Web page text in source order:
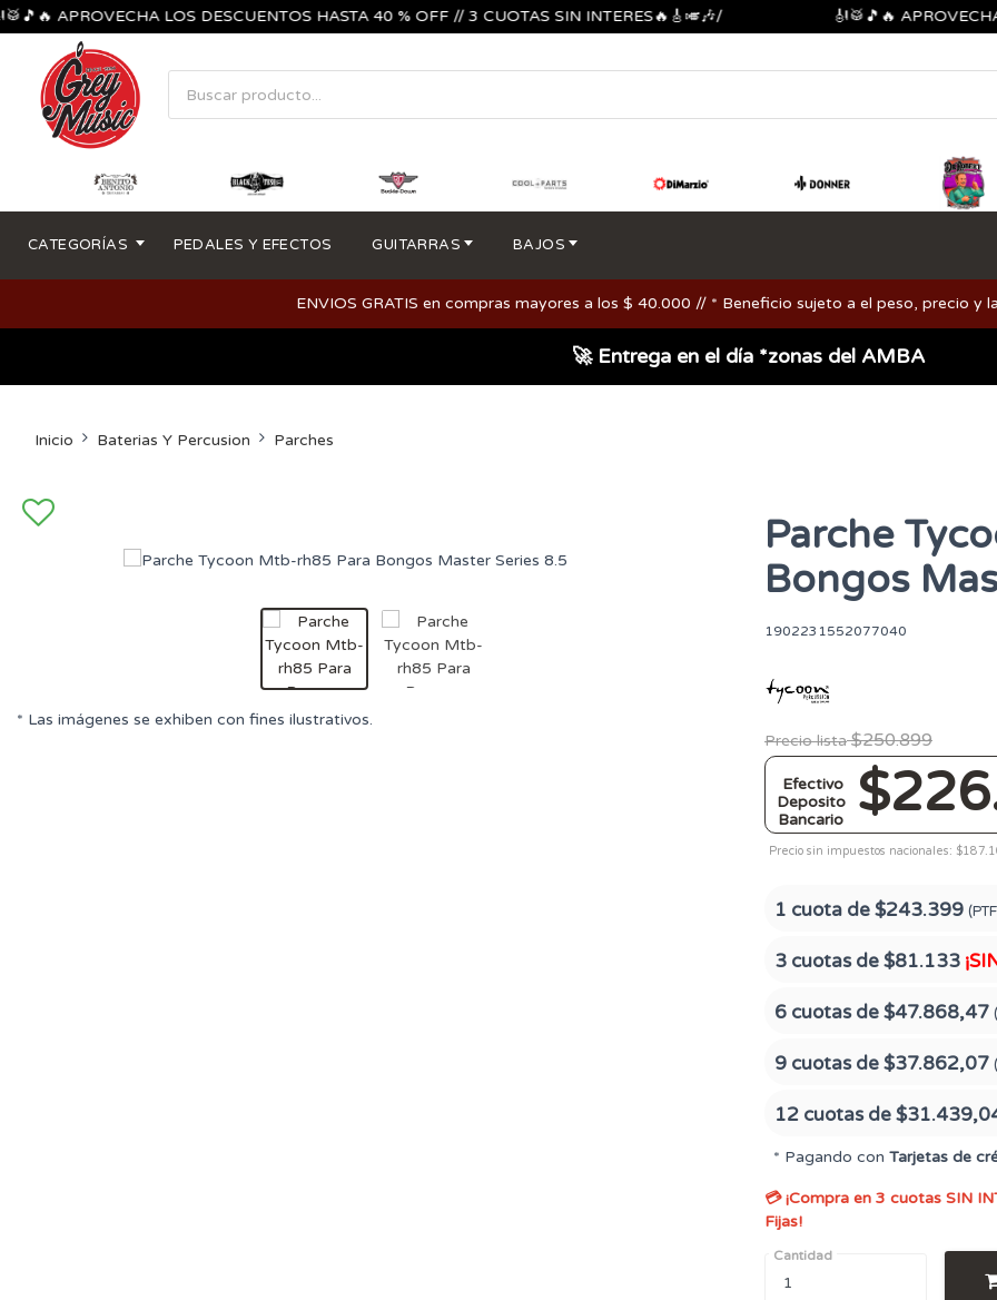
APROVECHA LOS DESCUENTOS HASTA 40 % OFF // 3 CUOTAS SIN INTERES🔥🎸🎺🎶/ 🎻🥁🎵🔥 APROVECHA
CATEGORÍAS PEDALES Y EFECTOS GUITARRAS BAJOS
ENVIOS GRATIS en compras mayores a los $ 40.000 // * Beneficio sujeto a el peso, precio y
🚀 Entrega en el día *zonas del AMBA
Inicio Baterias Y Percusion Parches
* Las imágenes se exhiben con fines ilustrativos.
Parche
Bongos
1902231552077040
Precio lista $250.899
Efectivo
Deposito
Bancario
Precio sin impuestos nacionales:
1 cuota de$243.399
3 cuotas de$81.133
6 cuotas de$47.868,47
9 cuotas de$37.862,07
12 cuotas de
* Pagando con Tarjetas de
💳 ¡Compra en 3 cuotas SIN
Fijas!
Cantidad